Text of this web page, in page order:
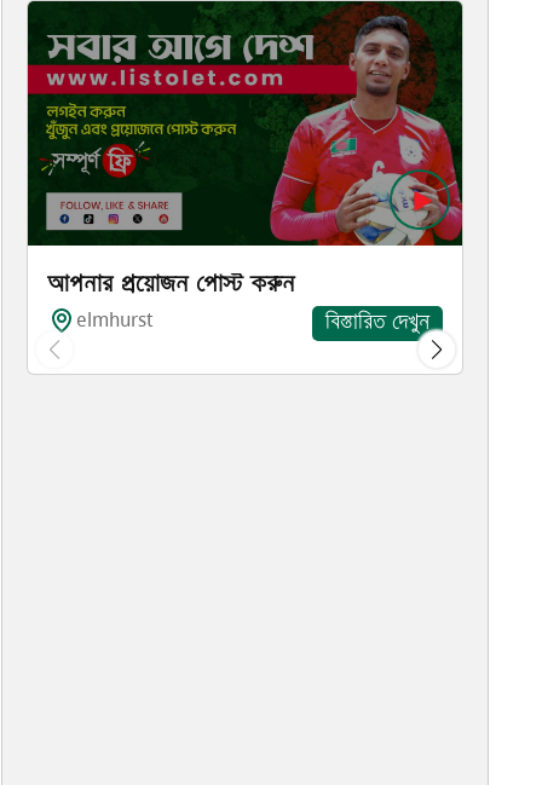
আপনার প্রয়োজন পোস্ট করুন
elmhurst
বিস্তারিত দেখুন